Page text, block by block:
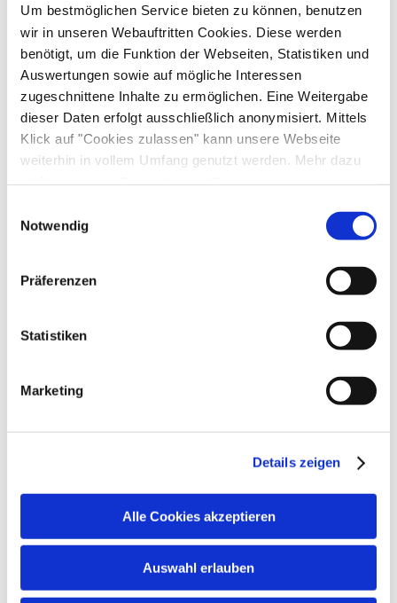
Um bestmöglichen Service bieten zu können, benutzen
wir in unseren Webauftritten Cookies. Diese werden
benötigt, um die Funktion der Webseiten, Statistiken und
Auswertungen sowie auf mögliche Interessen
zugeschnittene Inhalte zu ermöglichen. Eine Weitergabe
dieser Daten erfolgt ausschließlich anonymisiert. Mittels
Klick auf "Cookies zulassen" kann unsere Webseite
weiterhin in vollem Umfang genutzt werden. Mehr dazu
steht in unserer Datenschutzerklärung.
gelistet.
Notwendig
Präferenzen
Statistiken
Marketing
Details zeigen
Alle Cookies akzeptieren
Auswahl erlauben
Bereiche sind Nichtraucherzonen)
Garten Gemeinschaftsraum
Grillmöglichkeit
Liegewiese
Sonnenstühle/-liegen Terrasse
Skifahren
Skiaufbewahrung Skibus ab Hotel
Sprachen
Deutsch Englisch
Zusatzleistungen